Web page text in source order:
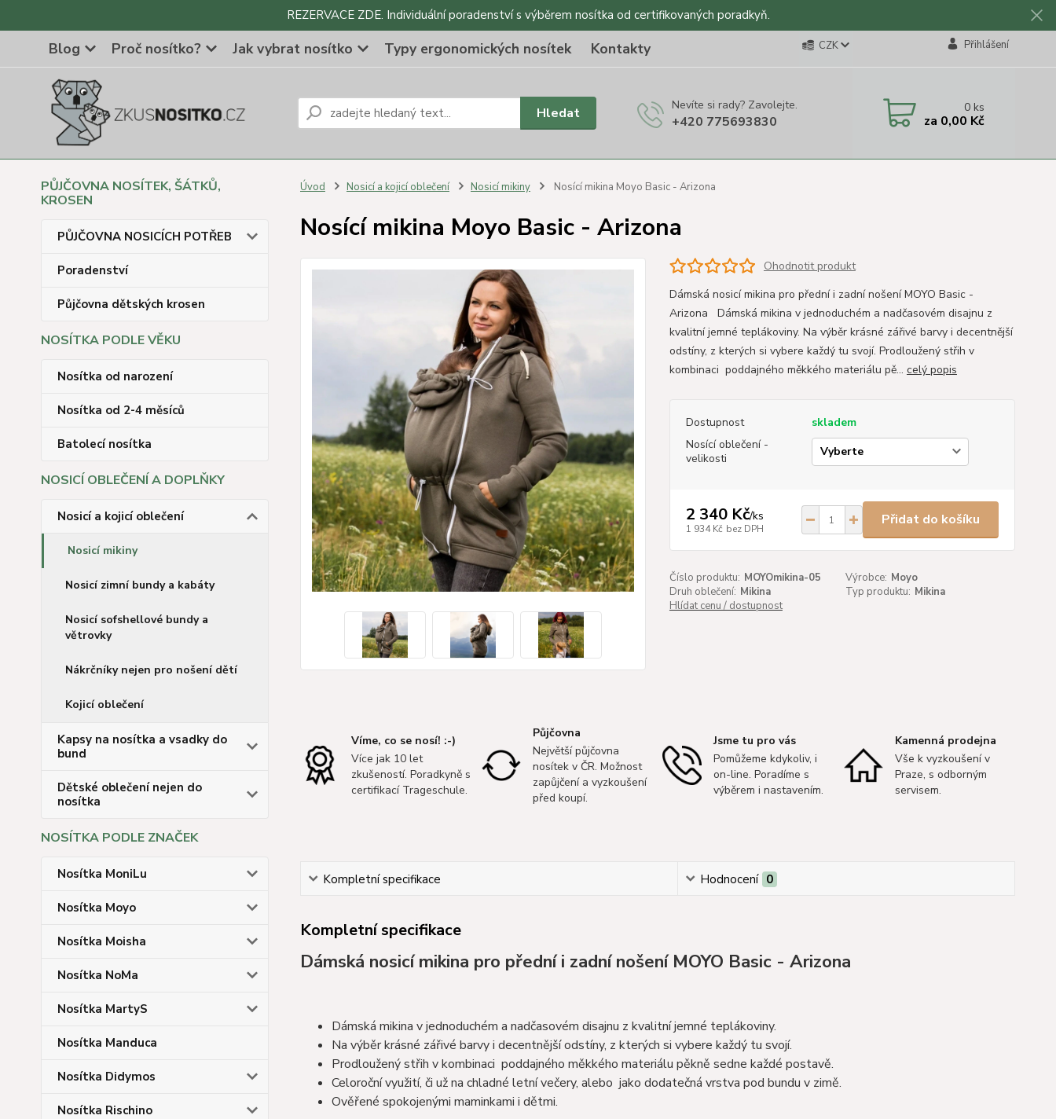
REZERVACE ZDE. Individuální poradenství s výběrem nosítka od certifikovaných poradkyň.
Blog Proč nosítko? Jak vybrat nosítko Typy ergonomických nosítek Kontakty CZK Přihlášení
Hledat Nevíte si rady? Zavolejte.
+420 775693830
0ks
za 0,00 Kč
PŮJČOVNA NOSÍTEK, ŠÁTKŮ,
KROSEN
PŮJČOVNA NOSICÍCH POTŘEB
Poradenství
Půjčovna dětských krosen
NOSÍTKA PODLE VĚKU
Nosítka od narození
Nosítka od 2-4 měsíců
Batolecí nosítka
NOSICÍ OBLEČENÍ A DOPLŇKY
Nosicí a kojicí oblečení
Nosicí mikiny
Nosicí zimní bundy a kabáty
Nosicí sofshellové bundy a
větrovky
Nákrčníky nejen pro nošení dětí
Kojicí oblečení
Kapsy na nosítka a vsadky do
bund
Dětské oblečení nejen do
nosítka
NOSÍTKA PODLE ZNAČEK
Nosítka MoniLu
Nosítka Moyo
Nosítka Moisha
Nosítka NoMa
Nosítka MartyS
Nosítka Manduca
Nosítka Didymos
Nosítka Rischino
Úvod Nosicí a kojicí oblečení Nosicí mikiny Nosící mikina Moyo Basic - Arizona
Nosící mikina Moyo Basic - Arizona
Ohodnotit produkt
Dámská nosicí mikina pro přední i zadní nošení MOYO Basic -
Arizona Dámská mikina v jednoduchém a nadčasovém disajnu z
kvalitní jemné teplákoviny. Na výběr krásné zářivé barvy i decentnější
odstíny, z kterých si vybere každý tu svojí. Prodloužený střih v
kombinaci poddajného měkkého materiálu pě... celý popis
Dostupnost
skladem
Nosící oblečení -
velikosti
2 340 Kč/ks
1 934 Kč bez DPH
Přidat do košíku
Číslo produktu: MOYOmikina-05 Výrobce: Moyo
Druh oblečení: Mikina Typ produktu: Mikina
Hlídat cenu / dostupnost
Víme, co se nosí! :-)
Více jak 10 let
zkušeností. Poradkyně s
certifikací Trageschule.
Půjčovna
Největší půjčovna
nosítek v ČR. Možnost
zapůjčení a vyzkoušení
před koupí.
Jsme tu pro vás
Pomůžeme kdykoliv, i
on-line. Poradíme s
výběrem i nastavením.
Kamenná prodejna
Vše k vyzkoušení v
Praze, s odborným
servisem.
Kompletní specifikace Hodnocení 0
Kompletní specifikace
Dámská nosicí mikina pro přední i zadní nošení MOYO Basic - Arizona
Dámská mikina v jednoduchém a nadčasovém disajnu z kvalitní jemné teplákoviny.
Na výběr krásné zářivé barvy i decentnější odstíny, z kterých si vybere každý tu svojí.
Prodloužený střih v kombinaci poddajného měkkého materiálu pěkně sedne každé postavě.
Celoroční využití, či už na chladné letní večery, alebo jako dodatečná vrstva pod bundu v zimě.
Ověřené spokojenými maminkami i dětmi.